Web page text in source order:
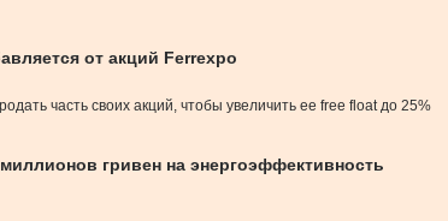
от акций Ferrеxpo
часть своих акций, чтобы увеличить ее free float до 25%
гривен на энергоэффективность